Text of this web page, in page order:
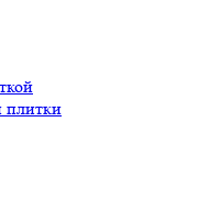
плитки